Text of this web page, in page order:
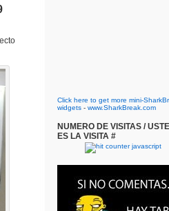
Click here to get more mini-
widgets - www.SharkBreak.com
NUMERO DE VISITAS /
ES LA VISITA #